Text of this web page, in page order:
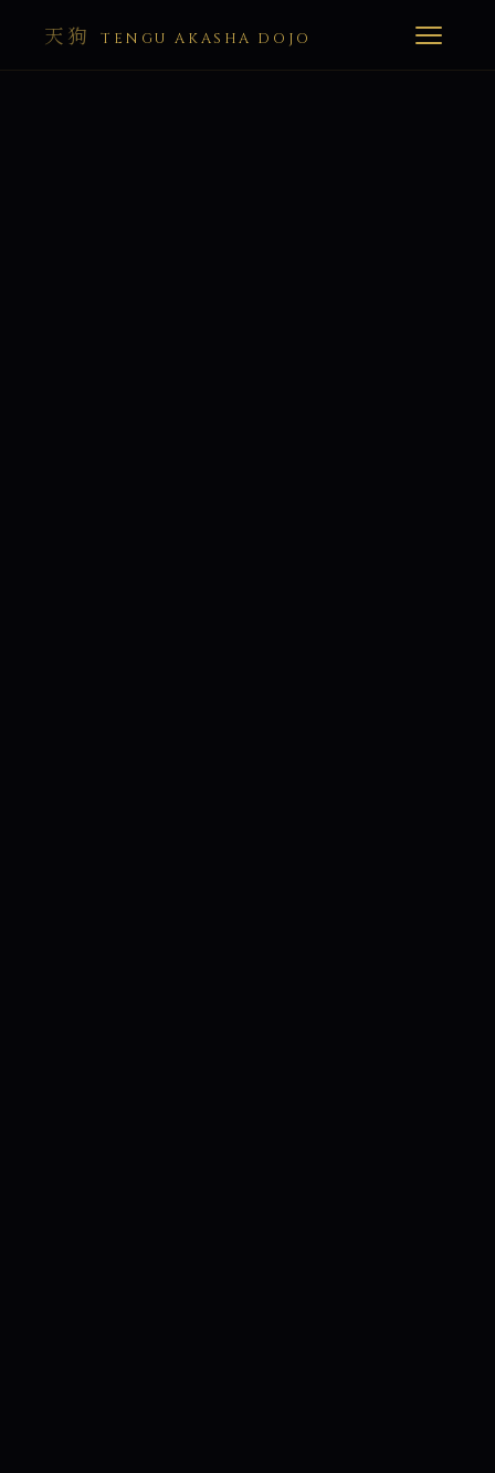
天狗 TENGU AKASHA DOJO